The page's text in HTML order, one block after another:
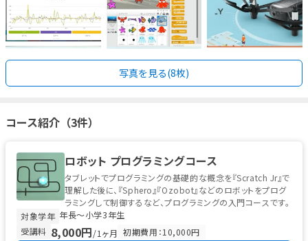
写真を見る(8枚)
コース紹介（3件）
ロボット プログラミングコース
タブレットでプログラミングの基礎的な概念を『Scratch Jr』で
理解した後に、『Sphero』『Ozobot』などのロボットをプログ
ラミングして制御するなど、プログラミングの入門コースです。
対象学年 年長〜小学3年生
受講料 8,000円/1ヶ月 初期費用：10,000円